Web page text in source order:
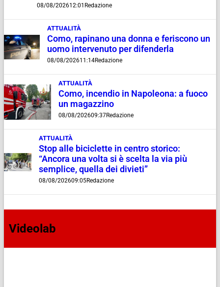
08/08/202612:01 Redazione
ATTUALITÀ
Como, rapinano una donna e feriscono un
uomo intervenuto per difenderla
08/08/202611:14Redazione
ATTUALITÀ
Como, incendio in Napoleona: a fuoco
un magazzino
08/08/202609:37Redazione
ATTUALITÀ
Stop alle biciclette in centro storico:
“Ancora una volta si è scelta la via più
semplice, quella dei divieti”
08/08/202609:05Redazione
Videolab